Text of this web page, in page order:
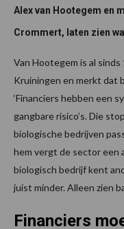
Alex van Hootegem en
Crommert, laten zien
Van Hootegem is al
Kruiningen en merkt dat
‘Financiers hebben een
gangbare risico’s. Die
biologische bedrijven
hem vergt de sector een
biologisch bedrijf kent
juist mínder. Alleen zien
Financiers